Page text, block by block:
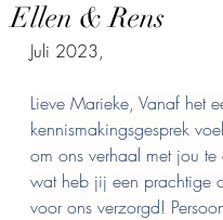
Ellen & Rens
Juli 2023,
Lieve Marieke, Vanaf het
kennismakingsgesprek
om ons verhaal met jou te
wat heb jij een prachtige
voor ons verzorgd!